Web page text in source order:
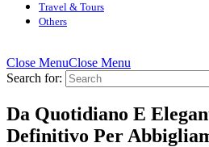
Travel & Tours
Others
Close MenuClose Menu
Search for:
Da Quotidiano E
Definitivo Per